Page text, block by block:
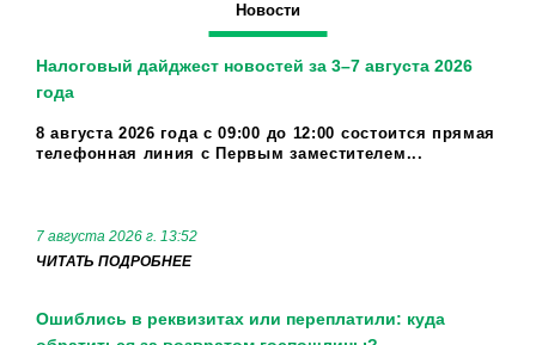
Новости
Налоговый дайджест новостей за 3–7 августа 2026
года
8 августа 2026 года с 09:00 до 12:00 состоится прямая
телефонная линия с Первым заместителем...
7 августа 2026 г. 13:52
ЧИТАТЬ ПОДРОБНЕЕ
Ошиблись в реквизитах или переплатили: куда